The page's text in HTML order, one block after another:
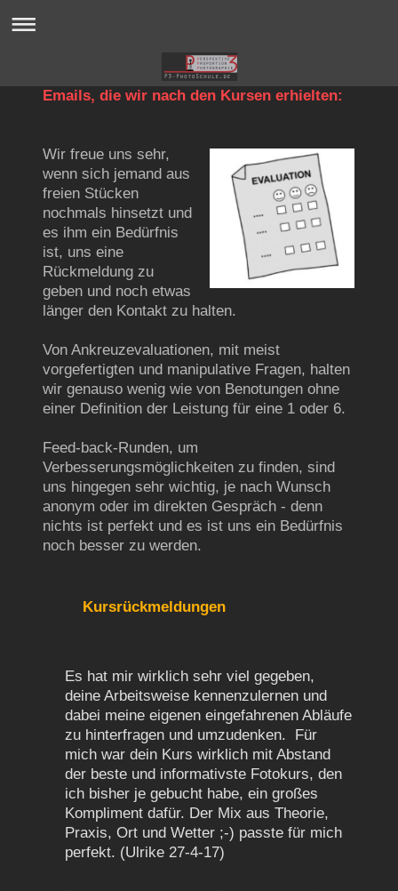
Emails, die wir nach den Kursen erhielten:
Wir freue uns sehr,
wenn sich jemand aus
freien Stücken
nochmals hinsetzt und
es ihm ein Bedürfnis
ist, uns eine
Rückmeldung zu
geben und noch etwas
länger den Kontakt zu halten.
Von Ankreuzevaluationen, mit meist
vorgefertigten und manipulative Fragen, halten
wir genauso wenig wie von Benotungen ohne
einer Definition der Leistung für eine 1 oder 6.
Feed-back-Runden, um
Verbesserungsmöglichkeiten zu finden, sind
uns hingegen sehr wichtig, je nach Wunsch
anonym oder im direkten Gespräch - denn
nichts ist perfekt und es ist uns ein Bedürfnis
noch besser zu werden.
Kursrückmeldungen
Es hat mir wirklich sehr viel gegeben,
deine Arbeitsweise kennenzulernen und
dabei meine eigenen eingefahrenen Abläufe
zu hinterfragen und umzudenken. Für
mich war dein Kurs wirklich mit Abstand
der beste und informativste Fotokurs, den
ich bisher je gebucht habe, ein großes
Kompliment dafür. Der Mix aus Theorie,
Praxis, Ort und Wetter ;-) passte für mich
perfekt. (Ulrike 27-4-17)